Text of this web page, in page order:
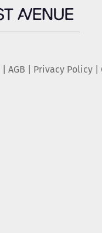
AGB Privacy Policy|